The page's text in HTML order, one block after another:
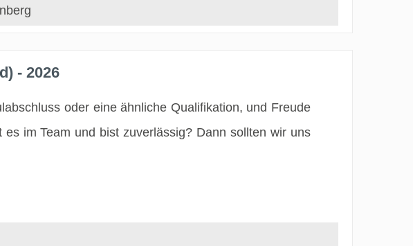
- 2026
oder eine ähnliche Qualifikation, und Freude
im Team und bist zuverlässig? Dann sollten wir uns